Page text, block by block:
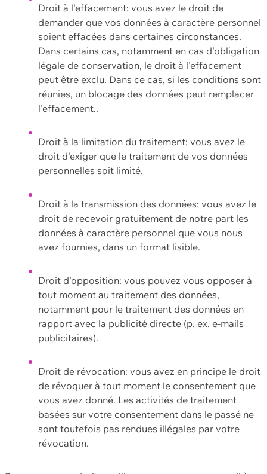
Droit à l'effacement: vous avez le droit de
demander que vos données à caractère personnel
soient effacées dans certaines circonstances.
Dans certains cas, notamment en cas d'obligation
légale de conservation, le droit à l'effacement
peut être exclu. Dans ce cas, si les conditions sont
réunies, un blocage des données peut remplacer
l'effacement..
Droit à la limitation du traitement: vous avez le
droit d'exiger que le traitement de vos données
personnelles soit limité.
Droit à la transmission des données: vous avez le
droit de recevoir gratuitement de notre part les
données à caractère personnel que vous nous
avez fournies, dans un format lisible.
Droit d'opposition: vous pouvez vous opposer à
tout moment au traitement des données,
notamment pour le traitement des données en
rapport avec la publicité directe (p. ex. e-mails
publicitaires).
Droit de révocation: vous avez en principe le droit
de révoquer à tout moment le consentement que
vous avez donné. Les activités de traitement
basées sur votre consentement dans le passé ne
sont toutefois pas rendues illégales par votre
révocation.